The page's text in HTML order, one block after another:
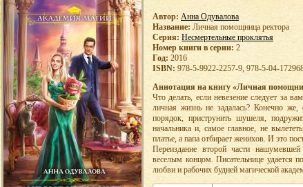
Автор: Анна Одувалова
Название: Личная помощница ректора
Серия: Несмертельные проклятья
Номер книги в серии: 2
Год: 2016
ISBN: 978-5-9922-2257-9, 978-5-04-
Аннотация на книгу «Личная
Что делать, если невезение следует за
личная жизнь не задалась? Конечно
порядок, приструнить шушеля,
начальника и, самое главное, не
платье, а папа отбирает женихов. И это
Переиздание второй части
веселым концом. Писательнице удается
любви и рабочих будней магической